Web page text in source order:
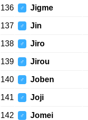
136 ♂ Jigme
137 ♂ Jin
138 ♂ Jiro
139 ♂ Jirou
140 ♂ Joben
141 ♂ Joji
142 ♂ Jomei